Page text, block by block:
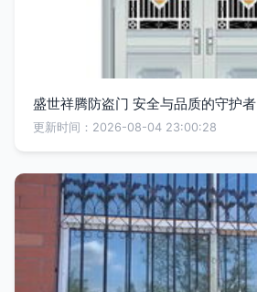
盛世祥腾防盗门 安全与品质的守护者
更新时间：2026-08-04 23:00:28